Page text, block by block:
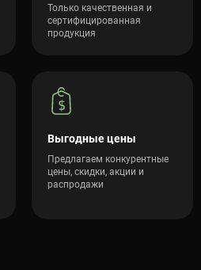
Только качественная и
сертифицированная
продукция
Выгодные цены
Предлагаем конкурентные
цены, скидки, акции и
распродажи